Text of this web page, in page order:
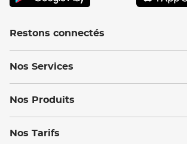
Restons connectés
Nos Services
Nos Produits
Nos Tarifs